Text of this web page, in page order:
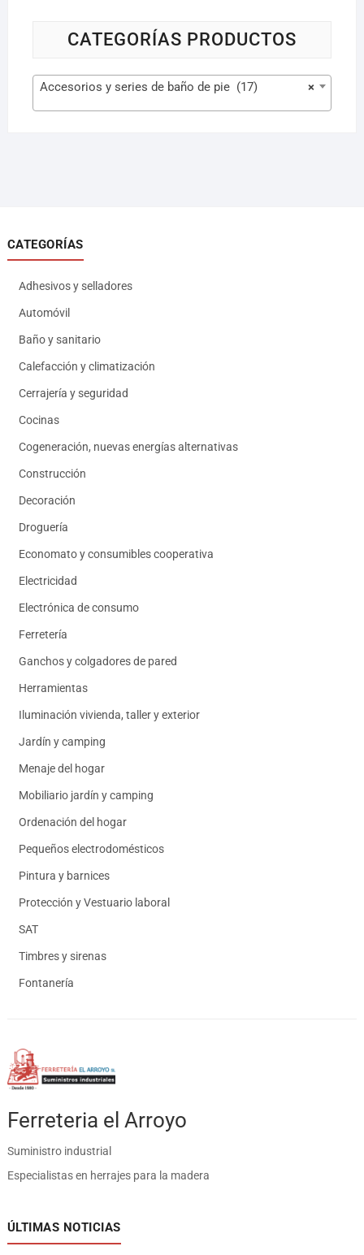
CATEGORÍAS PRODUCTOS
×
Accesorios y series de baño de pie (17)
CATEGORÍAS
Adhesivos y selladores
Automóvil
Baño y sanitario
Calefacción y climatización
Cerrajería y seguridad
Cocinas
Cogeneración, nuevas energías alternativas
Construcción
Decoración
Droguería
Economato y consumibles cooperativa
Electricidad
Electrónica de consumo
Ferretería
Ganchos y colgadores de pared
Herramientas
Iluminación vivienda, taller y exterior
Jardín y camping
Menaje del hogar
Mobiliario jardín y camping
Ordenación del hogar
Pequeños electrodomésticos
Pintura y barnices
Protección y Vestuario laboral
SAT
Timbres y sirenas
Fontanería
Ferreteria el Arroyo
Suministro industrial
Especialistas en herrajes para la madera
ÚLTIMAS NOTICIAS